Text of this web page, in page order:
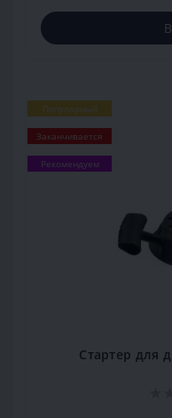
Популярный
Заканчивается
Рекомендуем
Стартер для